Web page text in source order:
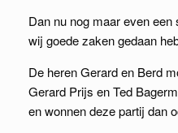
Dan nu nog maar even
wij goede zaken gedaan
De heren Gerard en Berd
Gerard Prijs en Ted
en wonnen deze partij dan